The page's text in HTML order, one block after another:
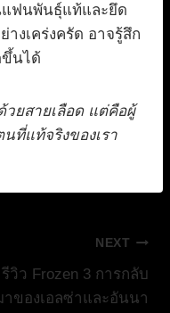
แฟนพันธุ์แท้และยึด
งเคร่งครัด อาจรู้สึก
ขึ้นได้
วยสายเลือด แต่คือผู้
ที่แท้จริงของเรา
NEXT
รีวิว Frozen 3 การกลับ
าของเอลซ่าและอันนา